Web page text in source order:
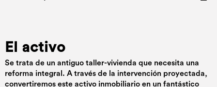
El activo
Se trata de un antiguo taller-vivienda que necesita una
reforma integral. A través de la intervención proyectada,
convertiremos este activo inmobiliario en un fantástico